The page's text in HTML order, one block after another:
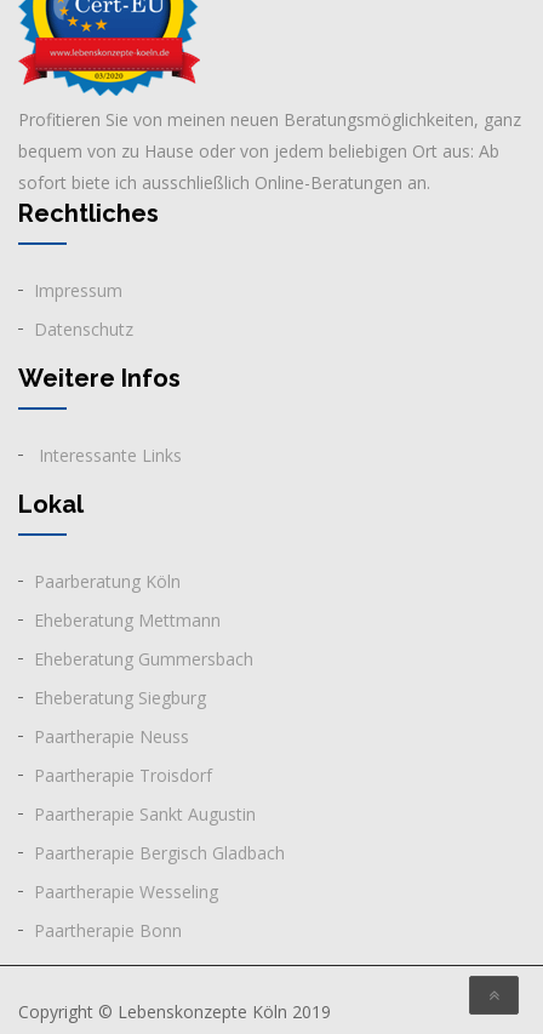
Profitieren Sie von meinen neuen Beratungsmöglichkeiten, ganz
bequem von zu Hause oder von jedem beliebigen Ort aus: Ab
sofort biete ich ausschließlich Online-Beratungen an.
Rechtliches
Impressum
Datenschutz
Weitere Infos
Interessante Links
Lokal
Paarberatung Köln
Eheberatung Mettmann
Eheberatung Gummersbach
Eheberatung Siegburg
Paartherapie Neuss
Paartherapie Troisdorf
Paartherapie Sankt Augustin
Paartherapie Bergisch Gladbach
Paartherapie Wesseling
Paartherapie Bonn
Copyright © Lebenskonzepte Köln 2019